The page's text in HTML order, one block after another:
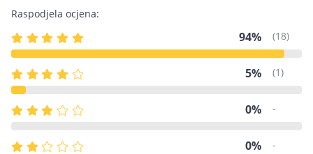
Raspodjela ocjena:
94% (18)
5% (1)
0% -
0% -